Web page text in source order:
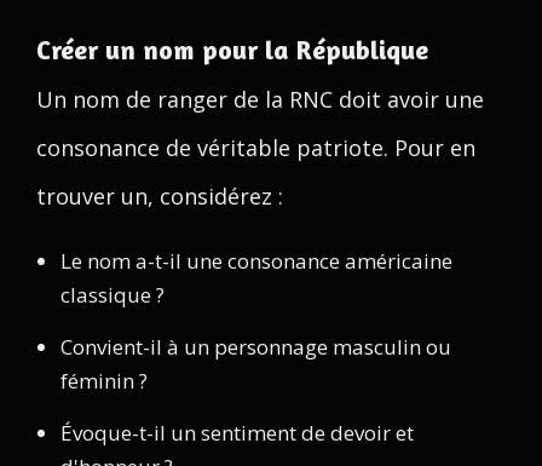
Créer un nom pour la République
Un nom de ranger de la RNC doit avoir une
consonance de véritable patriote. Pour en
trouver un, considérez :
Le nom a-t-il une consonance américaine
classique ?
Convient-il à un personnage masculin ou
féminin ?
Évoque-t-il un sentiment de devoir et